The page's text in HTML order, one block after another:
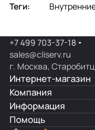
Теги:
+7 499 703-37-18
sales@cliserv.ru
г. Москва,
Интернет-магазин
Компания
Информация
Помощь